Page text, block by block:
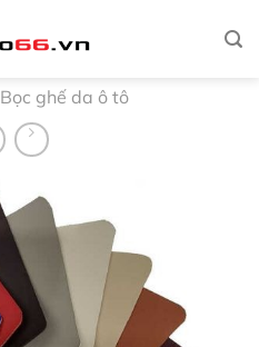
Bọc ghế da ô tô